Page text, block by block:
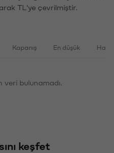
TL'ye çevrilmiştir.
Kapanış En düşük
veri bulunamadı.
keşfet